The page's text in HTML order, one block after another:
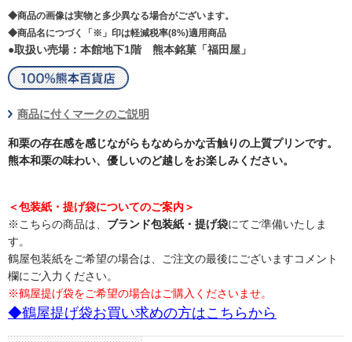
◆商品の画像は実物と多少異なる場合がございます。
◆商品名につづく「※」印は軽減税率(8%)適用商品
●取扱い売場：本館地下1階 熊本銘菓「福田屋」
商品に付くマークのご説明
和栗の存在感を感じながらもなめらかな舌触りの上質プリンです。
熊本和栗の味わい、優しいのど越しをお楽しみください。
＜包装紙・提げ袋についてのご案内＞
※こちらの商品は、 ブランド包装紙・提げ袋にてご準備いたしま
す。
鶴屋包装紙をご希望の場合は、ご注文の最後にございますコメント
欄にご入力ください。
※鶴屋提げ袋をご希望の場合はご購入くださいませ。
◆鶴屋提げ袋お買い求めの方はこちらから